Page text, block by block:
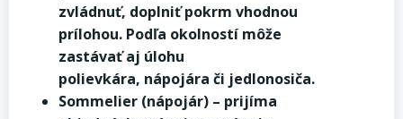
zvládnuť, doplniť pokrm vhodnou
prílohou. Podľa okolností môže
zastávať aj úlohu
polievkára, nápojára či jedlonosiča.
Sommelier (nápojár) – prijíma